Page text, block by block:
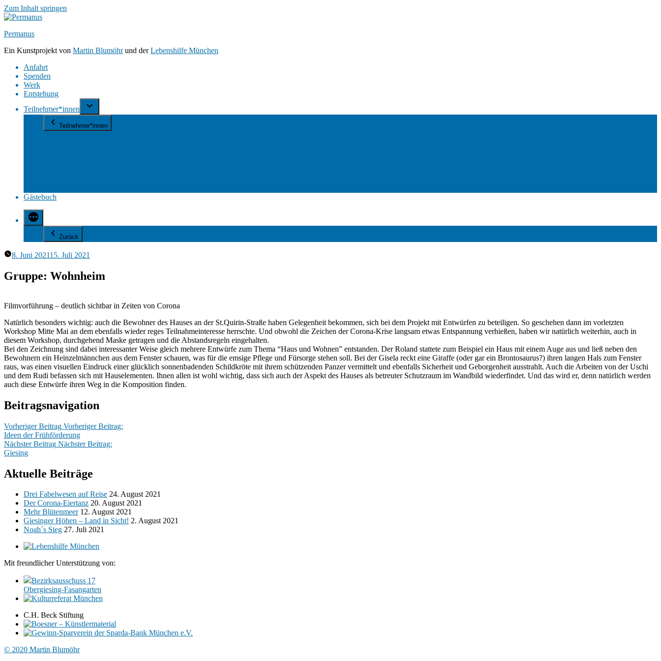
Zum Inhalt springen
Permanus
Ein Kunstprojekt von Martin Blumöhrund derLebenshilfe München
Anfahrt
Spenden
Werk
Entstehung
Teilnehmer*innen
Teilnehmer*innen
Gästebuch
Zurück
8. Juni 202115. Juli 2021
Gruppe: Wohnheim
Filmvorführung – deutlich sichtbar in Zeiten von Corona
Natürlich besonders wichtig: auch die Bewohner des Hauses an der St.Quirin-Straße haben Gelegenheit bekommen, sich bei dem Projekt mit Entwürfen zu beteiligen. So geschehen dann im vorletzten
Workshop Mitte Mai an dem ebenfalls wieder reges Teilnahmeinteresse herrschte. Und obwohl die Zeichen der Corona-Krise langsam etwas Entspannung verhießen, haben wir natürlich weiterhin, auch in
diesem Workshop, durchgehend Maske getragen und die Abstandsregeln eingehalten.
Bei den Zeichnung sind dabei interessanter Weise gleich mehrere Entwürfe zum Thema “Haus und Wohnen” entstanden. Der Roland stattete zum Beispiel ein Haus mit einem Auge aus und ließ neben den
Bewohnern ein Heinzelmännchen aus dem Fenster schauen, was für die emsige Pflege und Fürsorge stehen soll. Bei der Gisela reckt eine Giraffe (oder gar ein Brontosaurus?) ihren langen Hals zum Fenster
raus, was einen visuellen Eindruck einer glücklich sonnenbadenden Schildkröte mit ihrem schützenden Panzer vermittelt und ebenfalls Sicherheit und Geborgenheit ausstrahlt. Auch die Arbeiten von der Uschi
und dem Rudi befassen sich mit Hauselementen. Ihnen allen ist wohl wichtig, dass sich auch der Aspekt des Hauses als betreuter Schutzraum im Wandbild wiederfindet. Und das wird er, denn natürlich werden
auch diese Entwürfe ihren Weg in die Komposition finden.
Beitragsnavigation
Vorheriger Beitrag Vorheriger Beitrag:
Ideen der Frühförderung
Nächster Beitrag Nächster Beitrag:
Giesing
Aktuelle Beiträge
Drei Fabelwesen auf Reise 24. August 2021
Der Corona-Eiertanz 20. August 2021
Mehr Blütenmeer 12. August 2021
Giesinger Höhen – Land in Sicht! 2. August 2021
Noah´s Sieg 27. Juli 2021
Mit freundlicher Unterstützung von:
Bezirksausschuss 17
Obergiesing‑Fasangarten
C.H. Beck Stiftung
© 2020 Martin Blumöhr